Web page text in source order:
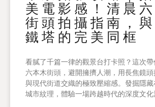
美電影感！清晨
街頭拍攝指南，
鐵塔的完美同框
看膩了千篇一律的觀景台打卡照？這次
六本木街頭，避開擁擠人潮，用長焦鏡
與現代街道交織的極致壓縮感。發掘隱
城市紋理，體驗一場跨越時代的深度文